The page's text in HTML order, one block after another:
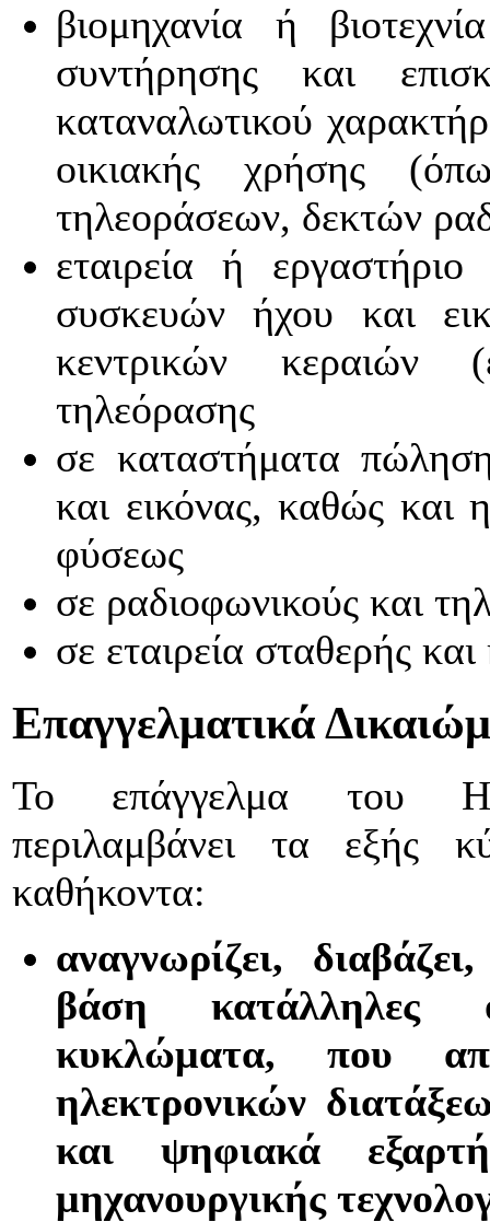
βιομηχανία ή
συντήρησης και
καταναλωτικού
οικιακής χρήσης
τηλεοράσεων, δεκτών
εταιρεία ή
συσκευών ήχου και
κεντρικών κεραιών
τηλεόρασης
σε καταστήματα
και εικόνας, καθώς και
φύσεως
σε ραδιοφωνικούς και
σε εταιρεία σταθερής
Επαγγελματικά
Το επάγγελμα του
περιλαμβάνει τα εξής
καθήκοντα:
αναγνωρίζει,
βάση κατάλληλες
κυκλώματα, που
ηλεκτρονικών
και ψηφιακά
μηχανουργικής